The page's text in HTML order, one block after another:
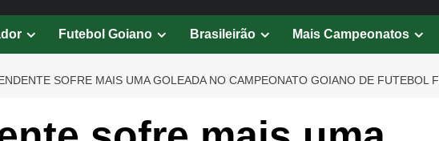
Futebol Goiano Brasileirão Mais Campeonatos
SOFRE MAIS UMA GOLEADA NO CAMPEONATO GOIANO DE FUTEBOL